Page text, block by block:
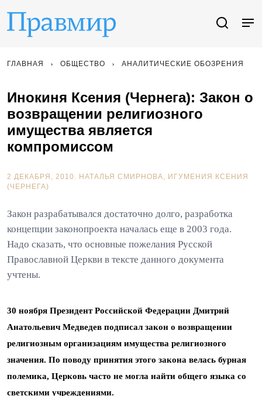
ГЛАВНАЯ ОБЩЕСТВО АНАЛИТИЧЕСКИЕ ОБОЗРЕНИЯ
Инокиня Ксения (Чернега): Закон о
возвращении религиозного
имущества является
компромиссом
2 ДЕКАБРЯ, 2010. НАТАЛЬЯ СМИРНОВА
ИГУМЕНИЯ КСЕНИЯ
(ЧЕРНЕГА)
Закон разрабатывался достаточно долго, разработка
концепции законопроекта началась еще в 2003 года.
Надо сказать, что основные пожелания Русской
Православной Церкви в тексте данного документа
учтены.
30 ноября Президент Российской Федерации Дмитрий
Анатольевич Медведев подписал закон о возвращении
религиозным организациям имущества религиозного
значения. По поводу принятия этого закона велась бурная
полемика, Церковь часто не могла найти общего языка со
светскими учреждениями.